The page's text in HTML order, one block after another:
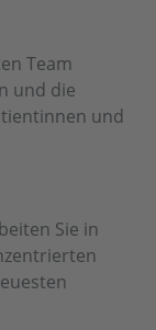
Team
und die
und
Sie in